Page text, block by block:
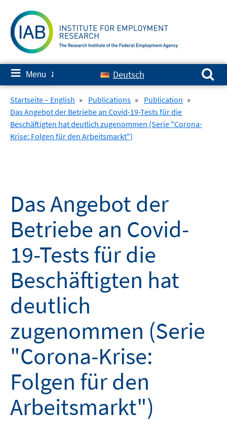
content
≡ Menu ✘ Deutsch
Search for:
Startseite – English » Publications » Publication »
Das Angebot der Betriebe an Covid-19-Tests für die
Beschäftigten hat deutlich zugenommen (Serie "Corona-
Krise: Folgen für den Arbeitsmarkt")
Das Angebot der
Betriebe an Covid-
19-Tests für die
Beschäftigten hat
deutlich
zugenommen (Serie
"Corona-Krise:
Folgen für den
Arbeitsmarkt")